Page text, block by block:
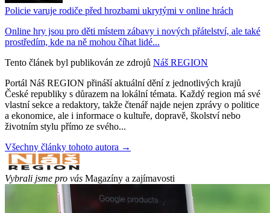
Policie varuje rodiče před hrozbami ukrytými v online hrách
Online hry jsou pro děti místem zábavy i nových přátelství, ale také
prostředím, kde na ně mohou číhat lidé...
Tento článek byl publikován ze zdrojů Náš REGION
Portál Náš REGION přináší aktuální dění z jednotlivých krajů
České republiky s důrazem na lokální témata. Každý region má své
vlastní sekce a redaktory, takže čtenář najde nejen zprávy o politice
a ekonomice, ale i informace o kultuře, dopravě, školství nebo
životním stylu přímo ze svého...
Všechny články tohoto autora →
Vybrali jsme pro vás Magazíny a zajímavosti